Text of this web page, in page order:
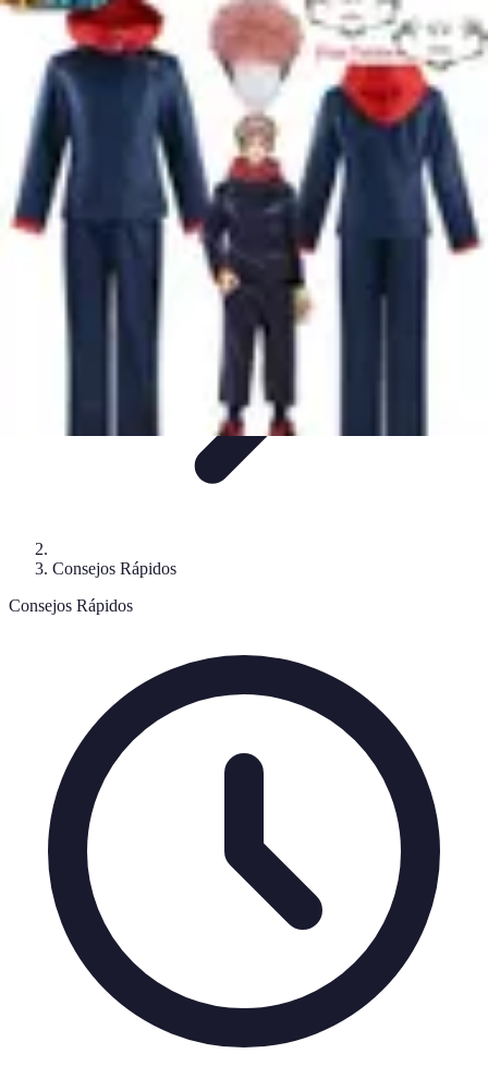
Disfraces Halloween
Listas y ConsejosGuías y
TutorialesTendenciasComparativosDisfraces Clásicos
Disfraces Halloween
Consejos Rápidos
Consejos Rápidos